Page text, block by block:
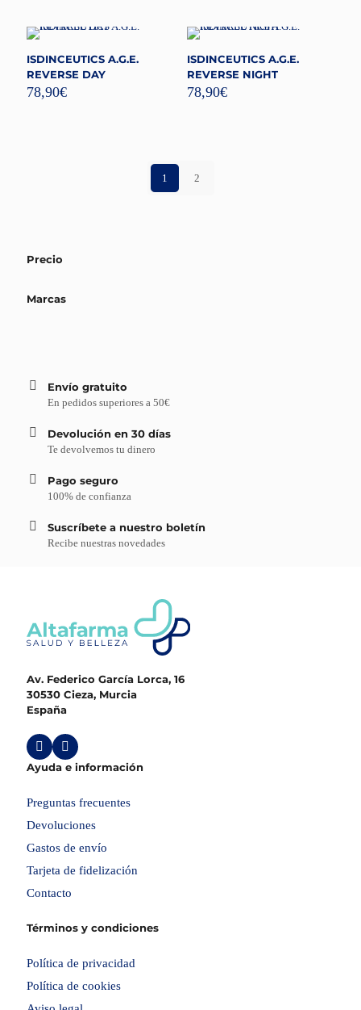
ISDINCEUTICS A.G.E.
REVERSE DAY
78,90€
ISDINCEUTICS A.G.E.
REVERSE NIGHT
78,90€
1 2
Precio
Marcas
Envío gratuito
En pedidos superiores a 50€
Devolución en 30 días
Te devolvemos tu dinero
Pago seguro
100% de confianza
Suscríbete a nuestro boletín
Recibe nuestras novedades
Av. Federico García Lorca, 16
30530 Cieza, Murcia
España
Ayuda e información
Preguntas frecuentes
Devoluciones
Gastos de envío
Tarjeta de fidelización
Contacto
Términos y condiciones
Política de privacidad
Política de cookies